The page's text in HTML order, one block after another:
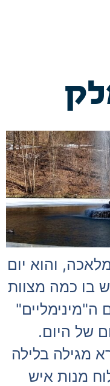
והוא יום
בו כמה מצוות
ה"מינימליים"
של היום.
מגילה בלילה
מנות איש